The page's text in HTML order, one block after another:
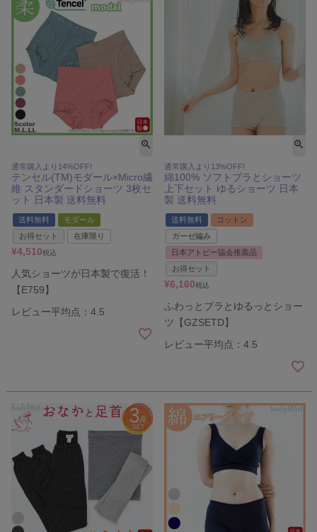
通常購入より14%OFF!
テンセル(TM)モダール×Micro繊
維 スタンダードショーツ 3枚セ
ット 日本製 送料無料
送料無料
モダール
お得セット
在庫限り
¥4,510税込
人気ショーツが日本製で復活！
【E759】
レビュー平均点：4.5
通常購入より13%OFF!
綿100% ソフトブラとショーツ
上下セット ゆるショーツ 日本
製 送料無料
送料無料
コットン
ガーゼ編み
日本アトピー協会推薦品
お得セット
¥6,160税込
ふわっとブラとゆるっとショー
ツ【GZSETD】
レビュー平均点：4.5